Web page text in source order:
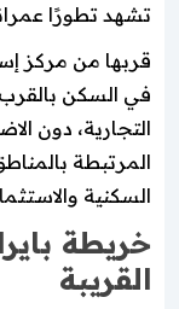
تشهد تطورًا
قربها من مركز
في السكن
التجارية، دون
المرتبطة
السكنية
خريطة
القريبة